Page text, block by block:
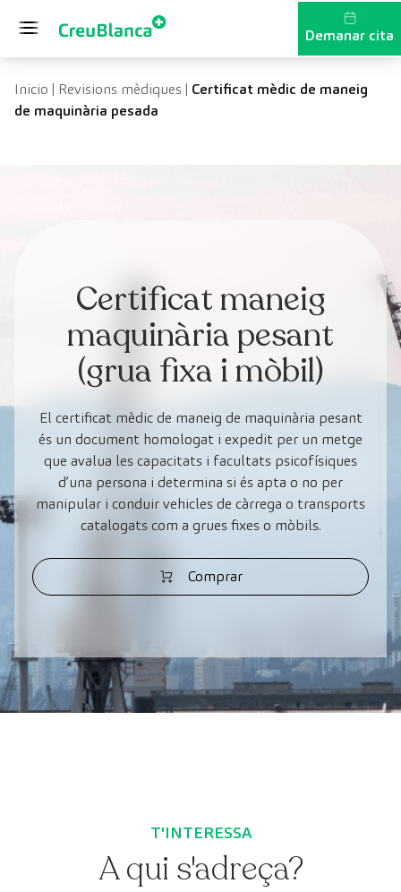
Demanar cita
Inicio | Revisions mèdiques| Certificat mèdic de maneig
de maquinària pesada
Certificat maneig
maquinària pesant
(grua fixa i mòbil)
El certificat mèdic de maneig de maquinària pesant
és un document homologat i expedit per un metge
que avalua les capacitats i facultats psicofísiques
d’una persona i determina si és apta o no per
manipular i conduir vehicles de càrrega o transports
catalogats com a grues fixes o mòbils.
Comprar
T'INTERESSA
A qui s'adreça?